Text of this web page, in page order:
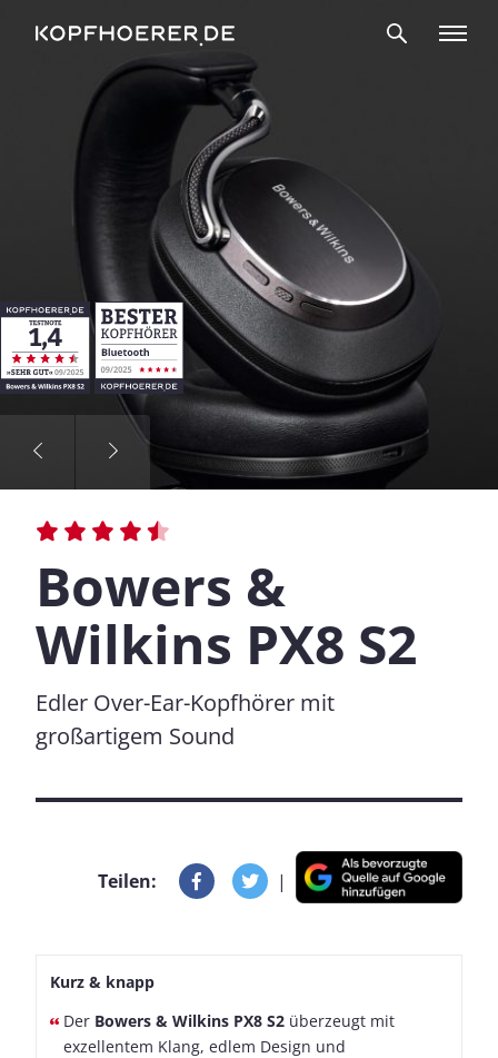
Bowers &
Wilkins PX8 S2
Edler Over-Ear-Kopfhörer mit
großartigem Sound
Teilen: |
Kurz & knapp
Der Bowers & Wilkins PX8 S2 überzeugt mit
exzellentem Klang, edlem Design und